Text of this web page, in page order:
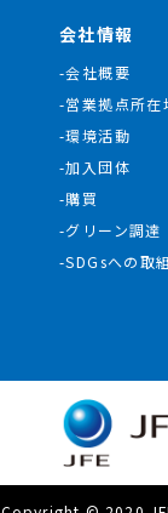
会社情報
-会社概要
-営業拠点所在
-環境活動
-加入団体
-購買
-グリーン調達
-SDGsへの取組